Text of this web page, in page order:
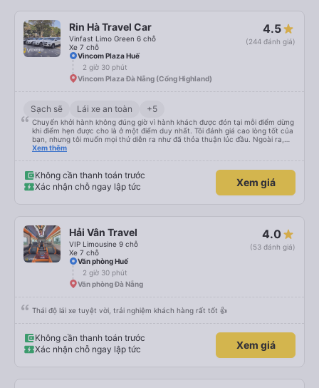
Rin Hà Travel Car
Vinfast Limo Green 6 chỗ
Xe 7 chỗ
4.5
(244 đánh giá)
Vincom Plaza Huế
2 giờ 30 phút
Vincom Plaza Đà Nẵng (Cổng Highland)
Sạch sẽ Lái xe an toàn +5
Chuyến khởi hành không đúng giờ vì hành khách được đón tại mỗi điểm dừng
khi điểm hẹn được cho là ở một điểm duy nhất. Tôi đánh giá cao lòng tốt của
bạn, nhưng tôi muốn mọi thứ diễn ra như đã thỏa thuận lúc đầu. Ngoài ra,
mọi thứ đều ổn. Chiếc xe thoải mái và tài xế lái xe rất tốt. Cảm ơn bạn rất
Xem thêm
Không cần thanh toán trước
Xác nhận chỗ ngay lập tức
Xem giá
Hải Vân Travel
VIP Limousine 9 chỗ
Xe 7 chỗ
4.0
(53 đánh giá)
Văn phòng Huế
2 giờ 30 phút
Văn phòng Đà Nẵng
Thái độ lái xe tuyệt vời, trải nghiệm khách hàng rất tốt 👍
Không cần thanh toán trước
Xác nhận chỗ ngay lập tức
Xem giá